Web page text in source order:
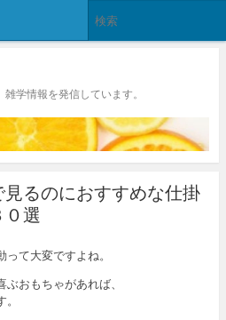
学情報を発信しています。
るのにおすすめな仕掛
選
て大変ですよね。
おもちゃがあれば、